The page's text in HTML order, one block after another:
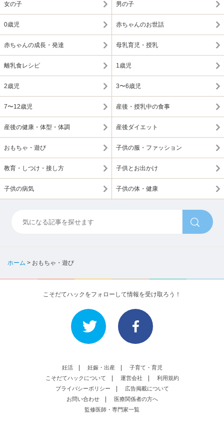
女の子 男の子
0歳児 赤ちゃんのお世話
赤ちゃんの成長・発達 母乳育児・授乳
離乳食レシピ 1歳児
2歳児 3〜6歳児
7〜12歳児 産後・授乳中の食事
産後の健康・体型・体調 産後ダイエット
おもちゃ・遊び 子供の服・ファッション
教育・しつけ・接し方 子供とお出かけ
子供の病気 子供の体・健康
ホーム > おもちゃ・遊び
こそだてハックをフォローして情報を受け取ろう！
妊活 妊娠・出産
子育て・育児
こそだてハックについて
運営会社
利用規約
プライバシーポリシー
広告掲載について
お問い合わせ
医療関係者の方へ
監修医師・専門家一覧